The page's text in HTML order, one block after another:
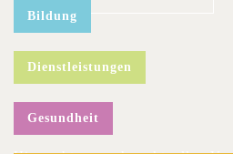
Bildung
Dienstleistungen
Gesundheit